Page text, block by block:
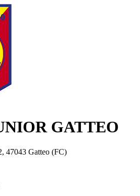
GATTEO
47043 Gatteo (FC)